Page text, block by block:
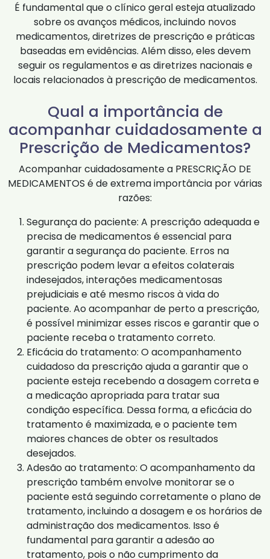
É fundamental que o clínico geral esteja atualizado
sobre os avanços médicos, incluindo novos
medicamentos, diretrizes de prescrição e práticas
baseadas em evidências. Além disso, eles devem
seguir os regulamentos e as diretrizes nacionais e
locais relacionados à prescrição de medicamentos.
Qual a importância de
acompanhar cuidadosamente a
Prescrição de Medicamentos?
Acompanhar cuidadosamente a PRESCRIÇÃO DE
MEDICAMENTOS é de extrema importância por várias
razões:
Segurança do paciente: A prescrição adequada e
precisa de medicamentos é essencial para
garantir a segurança do paciente. Erros na
prescrição podem levar a efeitos colaterais
indesejados, interações medicamentosas
prejudiciais e até mesmo riscos à vida do
paciente. Ao acompanhar de perto a prescrição,
é possível minimizar esses riscos e garantir que o
paciente receba o tratamento correto.
Eficácia do tratamento: O acompanhamento
cuidadoso da prescrição ajuda a garantir que o
paciente esteja recebendo a dosagem correta e
a medicação apropriada para tratar sua
condição específica. Dessa forma, a eficácia do
tratamento é maximizada, e o paciente tem
maiores chances de obter os resultados
desejados.
Adesão ao tratamento: O acompanhamento da
prescrição também envolve monitorar se o
paciente está seguindo corretamente o plano de
tratamento, incluindo a dosagem e os horários de
administração dos medicamentos. Isso é
fundamental para garantir a adesão ao
tratamento, pois o não cumprimento da